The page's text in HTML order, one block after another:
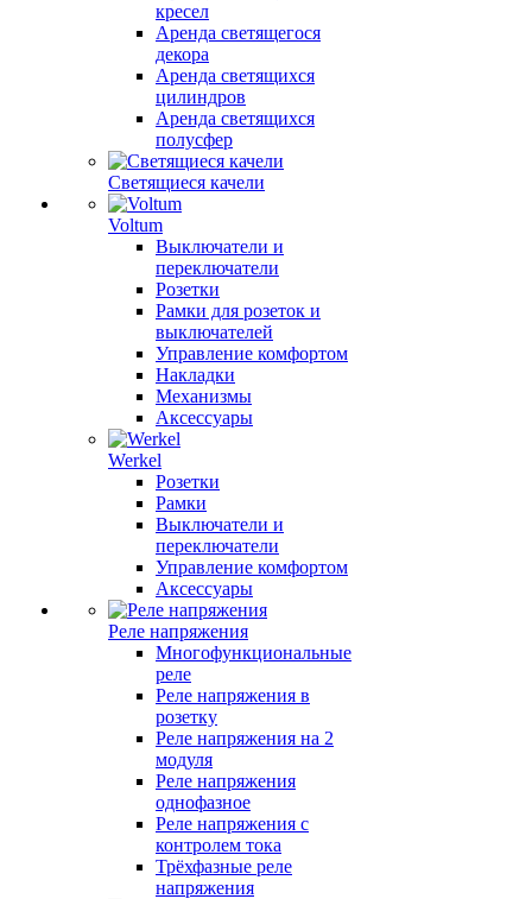
кресел
Аренда светящегося
декора
Аренда светящихся
цилиндров
Аренда светящихся
полусфер
Светящиеся качели
Voltum
Выключатели и
переключатели
Розетки
Рамки для розеток и
выключателей
Управление комфортом
Накладки
Механизмы
Аксессуары
Werkel
Розетки
Рамки
Выключатели и
переключатели
Управление комфортом
Аксессуары
Реле напряжения
Многофункциональные
реле
Реле напряжения в
розетку
Реле напряжения на 2
модуля
Реле напряжения
однофазное
Реле напряжения с
контролем тока
Трёхфазные реле
напряжения